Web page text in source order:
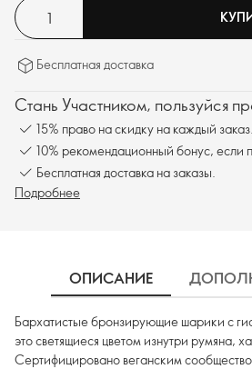
Бесплатная доставка
Стань Участником, пользуйся
15% право на скидку на каждый заказ.
10% рекомендационный бонус, если
Бесплатная доставка на заказы.
Подробнее
ОПИСАНИЕ
Бархатистые бронзирующие шарики с
это светящиеся цветом изнутри румяна,
Сертифицировано веганским